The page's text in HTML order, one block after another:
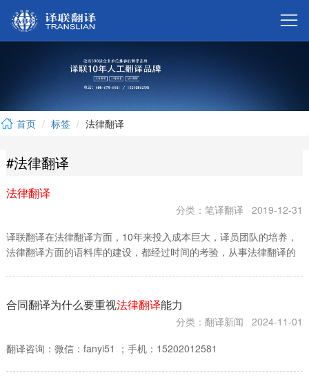




首页 标签 法律翻译
#法律翻译
法律翻译
分类：笔译翻译
2019-12-31
译联翻译在法律翻译方面，10年来投入成本巨大，译员团队的培养，
法律翻译方面的语料库的建设，都经过时间的考验，从事法律翻译的
合同翻译为什么要重视法律翻译能力
分类：翻译新闻
2024-11-01
翻译咨询：微信：fanyi51 ；手机：15202012581